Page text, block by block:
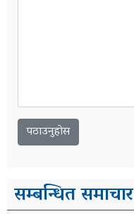
सम्बन्धित समाचार